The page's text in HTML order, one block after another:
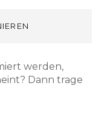
werden,
Dann trage